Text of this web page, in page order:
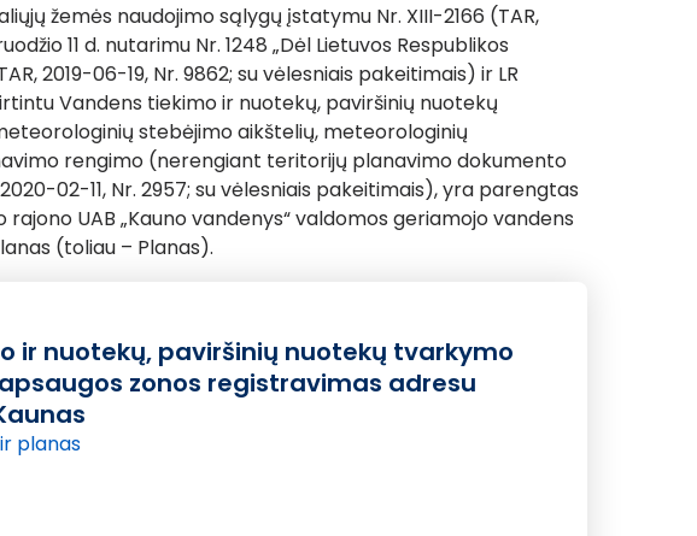
žemės naudojimo sąlygų įstatymu Nr. XIII-2166 (TAR,
11 d. nutarimu Nr. 1248 „Dėl Lietuvos Respublikos
2019-06-19, Nr. 9862; su vėlesniais pakeitimais) ir LR
Vandens tiekimo ir nuotekų, paviršinių nuotekų
stebėjimo aikštelių, meteorologinių
rengimo (nerengiant teritorijų planavimo dokumento
02-11, Nr. 2957; su vėlesniais pakeitimais), yra parengtas
UAB „Kauno vandenys“ valdomos geriamojo vandens
(toliau – Planas).
ir nuotekų, paviršinių nuotekų tvarkymo
zonos registravimas adresu
planas